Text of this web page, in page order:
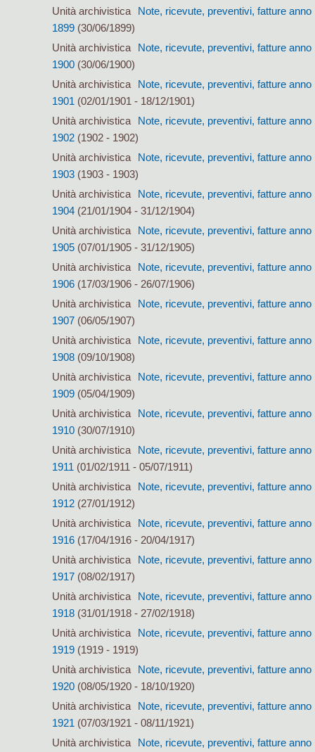
Unità archivistica
Note, ricevute, preventivi, fatture anno
1899 (30/06/1899)
Unità archivistica
Note, ricevute, preventivi, fatture anno
1900 (30/06/1900)
Unità archivistica
Note, ricevute, preventivi, fatture anno
1901 (02/01/1901 - 18/12/1901)
Unità archivistica
Note, ricevute, preventivi, fatture anno
1902 (1902 - 1902)
Unità archivistica
Note, ricevute, preventivi, fatture anno
1903 (1903 - 1903)
Unità archivistica
Note, ricevute, preventivi, fatture anno
1904 (21/01/1904 - 31/12/1904)
Unità archivistica
Note, ricevute, preventivi, fatture anno
1905 (07/01/1905 - 31/12/1905)
Unità archivistica
Note, ricevute, preventivi, fatture anno
1906 (17/03/1906 - 26/07/1906)
Unità archivistica
Note, ricevute, preventivi, fatture anno
1907 (06/05/1907)
Unità archivistica
Note, ricevute, preventivi, fatture anno
1908 (09/10/1908)
Unità archivistica
Note, ricevute, preventivi, fatture anno
1909 (05/04/1909)
Unità archivistica
Note, ricevute, preventivi, fatture anno
1910 (30/07/1910)
Unità archivistica
Note, ricevute, preventivi, fatture anno
1911 (01/02/1911 - 05/07/1911)
Unità archivistica
Note, ricevute, preventivi, fatture anno
1912 (27/01/1912)
Unità archivistica
Note, ricevute, preventivi, fatture anno
1916 (17/04/1916 - 20/04/1917)
Unità archivistica
Note, ricevute, preventivi, fatture anno
1917 (08/02/1917)
Unità archivistica
Note, ricevute, preventivi, fatture anno
1918 (31/01/1918 - 27/02/1918)
Unità archivistica
Note, ricevute, preventivi, fatture anno
1919 (1919 - 1919)
Unità archivistica
Note, ricevute, preventivi, fatture anno
1920 (08/05/1920 - 18/10/1920)
Unità archivistica
Note, ricevute, preventivi, fatture anno
1921 (07/03/1921 - 08/11/1921)
Unità archivistica
Note, ricevute, preventivi, fatture anno